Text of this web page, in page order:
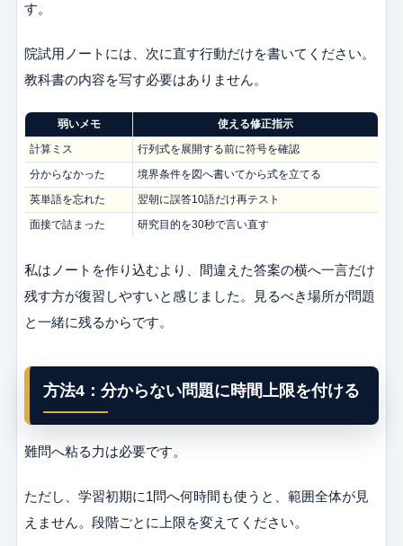
す。
院試用ノートには、次に直す行動だけを書いてください。
教科書の内容を写す必要はありません。
弱いメモ
使える修正指示
計算ミス
行列式を展開する前に符号を確認
分からなかった
境界条件を図へ書いてから式を立てる
英単語を忘れた
翌朝に誤答10語だけ再テスト
面接で詰まった
研究目的を30秒で言い直す
私はノートを作り込むより、間違えた答案の横へ一言だけ
残す方が復習しやすいと感じました。見るべき場所が問題
と一緒に残るからです。
方法4：分からない問題に時間上限を付ける
難問へ粘る力は必要です。
ただし、学習初期に1問へ何時間も使うと、範囲全体が見
えません。段階ごとに上限を変えてください。